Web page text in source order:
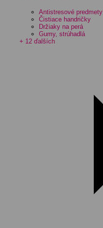
Antistresové predmety
Čistiace handričky
Držiaky na perá
Gumy, strúhadlá
+ 12 ďalších